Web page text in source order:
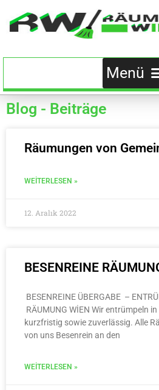
Blog - Beiträge
Räumungen von
WEITERLESEN »
12. Aralık 2022
BESENREINE
BESENREINE ÜBERGABE –
RÄUMUNG WİEN Wir entrümpeln
kurzfristig sowie zuverlässig. Alle
von uns Besenrein an den
WEITERLESEN »